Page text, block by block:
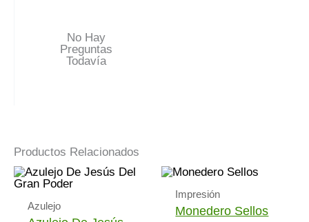
No Hay
Preguntas
Todavía
Productos Relacionados
Azulejo
Impresión
Monedero Sellos